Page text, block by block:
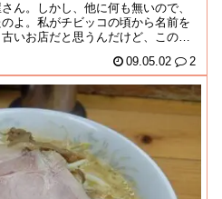
ん。しかし、他に何も無いので、
よ。私がチビッコの頃から名前を
いお店だと思うんだけど、この場
09.05.02 2